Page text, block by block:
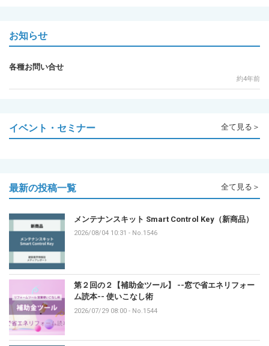
お知らせ
各種お問い合せ
約4年前
イベント・セミナー 全て見る＞
最新の投稿一覧 全て見る＞
メンテナンスキット Smart Control Key（新商品）
2026/08/04 10:31 - No.1546
第２回の２【補助金ツール】 --窓で省エネリフォー
ム読本-- 使いこなし術
2026/07/29 08:00 - No.1544